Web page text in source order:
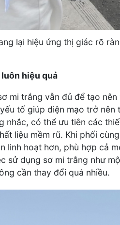
lại hiệu ứng thị giác rõ
hiệu quả
mi trắng vẫn đủ để tạo nên
tố giúp diện mạo trở
nhắc, có thể ưu tiên các
liệu mềm rũ. Khi phối
linh hoạt hơn, phù hợp cả
sử dụng sơ mi trắng như
cần thay đổi quá nhiều.